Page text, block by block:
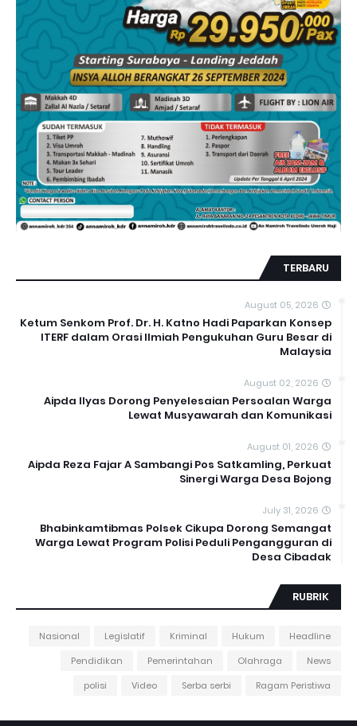
TERBARU
August 05, 2026
Ketum Senkom Prof. Dr. H. Katno Hadi Paparkan Konsep
ITERF dalam Orasi Ilmiah Pengukuhan Guru Besar di
Malaysia
August 02, 2026
Aipda Ilyas Dorong Penyelesaian Persoalan Warga
Lewat Musyawarah dan Komunikasi
August 01, 2026
Aipda Reza Fajar A Sambangi Pos Satkamling, Perkuat
Sinergi Warga Desa Bojong
July 31, 2026
Bhabinkamtibmas Polsek Cikupa Dorong Semangat
Warga Lewat Program Polisi Peduli Pengangguran di
Desa Cibadak
RUBRIK
Headline
Hukum
Kriminal
Legislatif
Nasional
News
Olahraga
Pemerintahan
Pendidikan
Ragam Peristiwa
Serba serbi
Video
polisi